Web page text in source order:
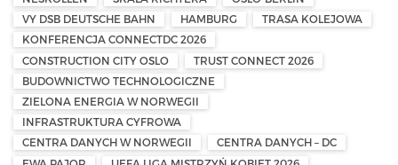
VY DSB DEUTSCHE BAHN
HAMBURG
TRASA KOLEJOWA
KONFERENCJA CONNECTDC 2026
CONSTRUCTION CITY OSLO
TRUST CONNECT 2026
BUDOWNICTWO TECHNOLOGICZNE
ZIELONA ENERGIA W NORWEGII
INFRASTRUKTURA CYFROWA
CENTRA DANYCH W NORWEGII
CENTRA DANYCH – DC